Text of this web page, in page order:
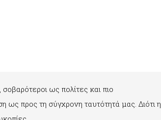
ως πολίτες και πιο
ως προς τη σύγχρονη ταυτότητά μας. Διότι η